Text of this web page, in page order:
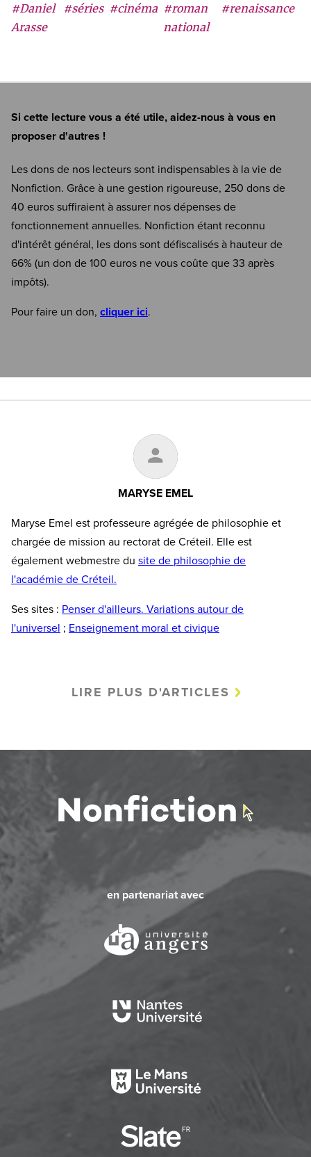
#Daniel
Arasse
#séries #cinéma #roman
national
#renaissance
Si cette lecture vous a été utile, aidez-nous à vous en
proposer d'autres !
Les dons de nos lecteurs sont indispensables à la vie de
Nonfiction. Grâce à une gestion rigoureuse, 250 dons de
40 euros suffiraient à assurer nos dépenses de
fonctionnement annuelles. Nonfiction étant reconnu
d'intérêt général, les dons sont défiscalisés à hauteur de
66% (un don de 100 euros ne vous coûte que 33 après
impôts).
Pour faire un don, cliquer ici.
MARYSE EMEL
Maryse Emel est professeure agrégée de philosophie et
chargée de mission au rectorat de Créteil. Elle est
également webmestre du site de philosophie de
l'académie de Créteil.
Ses sites : Penser d'ailleurs. Variations autour de
l'universel ; Enseignement moral et civique
LIRE PLUS D'ARTICLES
en partenariat avec